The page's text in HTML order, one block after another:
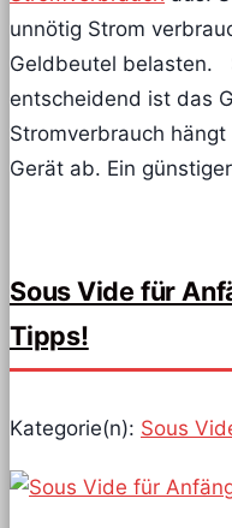
unnötig Strom
Geldbeutel belasten.
entscheidend ist das
Stromverbrauch
Gerät ab. Ein
Sous Vide für
Tipps!
Kategorie(n): Sous